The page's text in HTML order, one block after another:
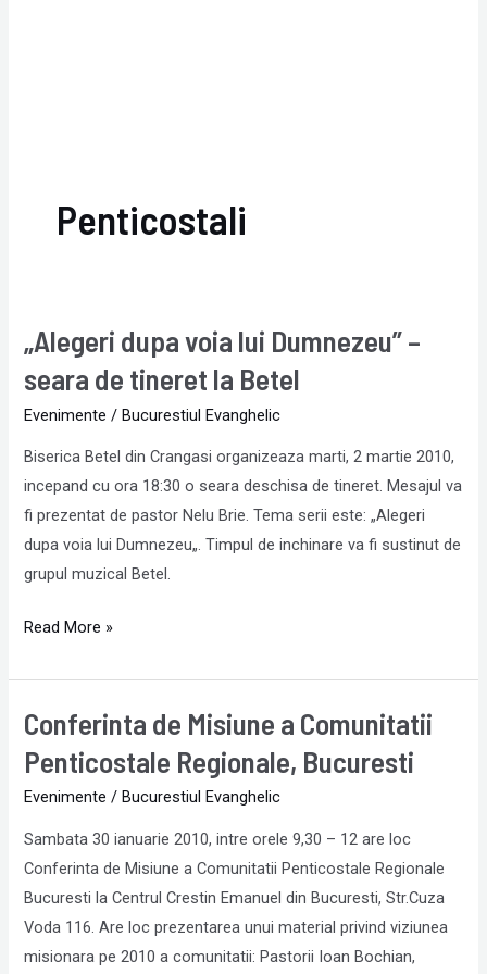
Penticostali
„Alegeri dupa voia lui Dumnezeu” –
seara de tineret la Betel
Evenimente /Bucurestiul Evanghelic
Biserica Betel din Crangasi organizeaza marti, 2 martie 2010,
incepand cu ora 18:30 o seara deschisa de tineret. Mesajul va
fi prezentat de pastor Nelu Brie. Tema serii este: „Alegeri
dupa voia lui Dumnezeu„. Timpul de inchinare va fi sustinut de
grupul muzical Betel.
„Alegeri
voia
lui
Dumnezeu”
–
seara
de
tineret
Betel
Read More »
Conferinta de Misiune a Comunitatii
Penticostale Regionale, Bucuresti
Evenimente /Bucurestiul Evanghelic
Sambata 30 ianuarie 2010, intre orele 9,30 – 12 are loc
Conferinta de Misiune a Comunitatii Penticostale Regionale
Bucuresti la Centrul Crestin Emanuel din Bucuresti, Str.Cuza
Voda 116. Are loc prezentarea unui material privind viziunea
misionara pe 2010 a comunitatii: Pastorii Ioan Bochian,
Conferinta
Misiune
a
Comunitatii
Penticostale
Regionale,
Bucuresti